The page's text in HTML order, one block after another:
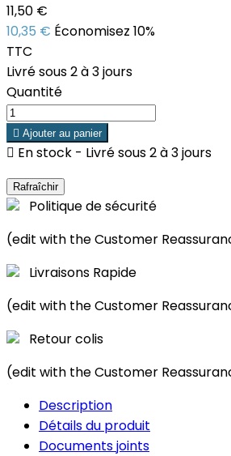
11,50 €
10,35 € Économisez 10%
TTC
Livré sous 2 à 3 jours
Quantité
 Ajouter au panier
 En stock - Livré sous 2 à 3 jours
Politique de sécurité
(edit with the Customer
Livraisons Rapide
(edit with the Customer
Retour colis
(edit with the Customer
Description
Détails du produit
Documents joints